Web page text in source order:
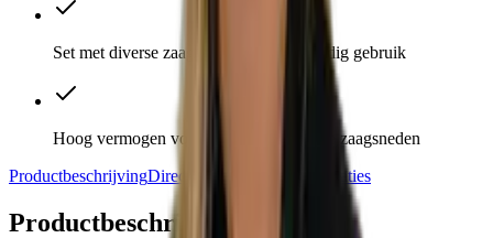
Set met diverse zaagbladen voor veelzijdig gebruik
Hoog vermogen voor snelle en krachtige zaagsneden
ProductbeschrijvingDirect meebestellen Specificaties
Productbeschrijving